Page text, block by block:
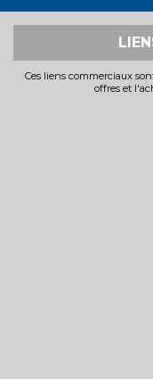
Ces liens commerciaux
offres et